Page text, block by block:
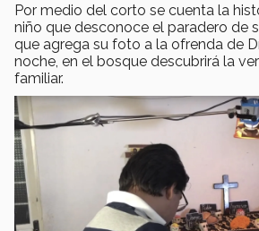
Por medio del corto se cuenta la
niño que desconoce el paradero de
que agrega su foto a la ofrenda de
noche, en el bosque descubrirá la
familiar.